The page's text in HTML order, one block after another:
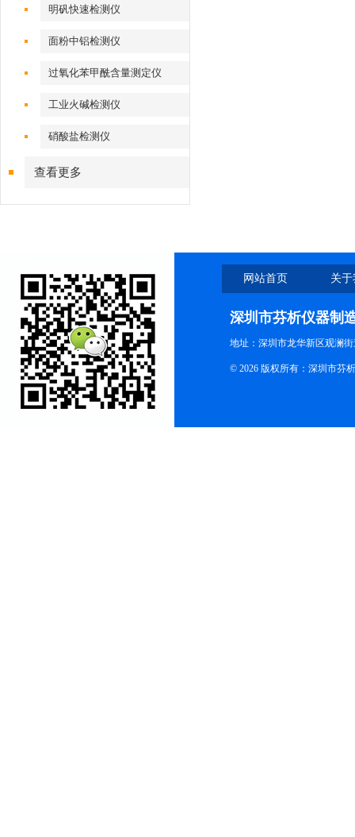
明矾快速检测仪
面粉中铝检测仪
过氧化苯甲酰含量测定仪
工业火碱检测仪
硝酸盐检测仪
查看更多
网站首页 关
深圳市芬析仪器制
地址：深圳市龙华新区观澜
© 2026 版权所有：深圳市芬